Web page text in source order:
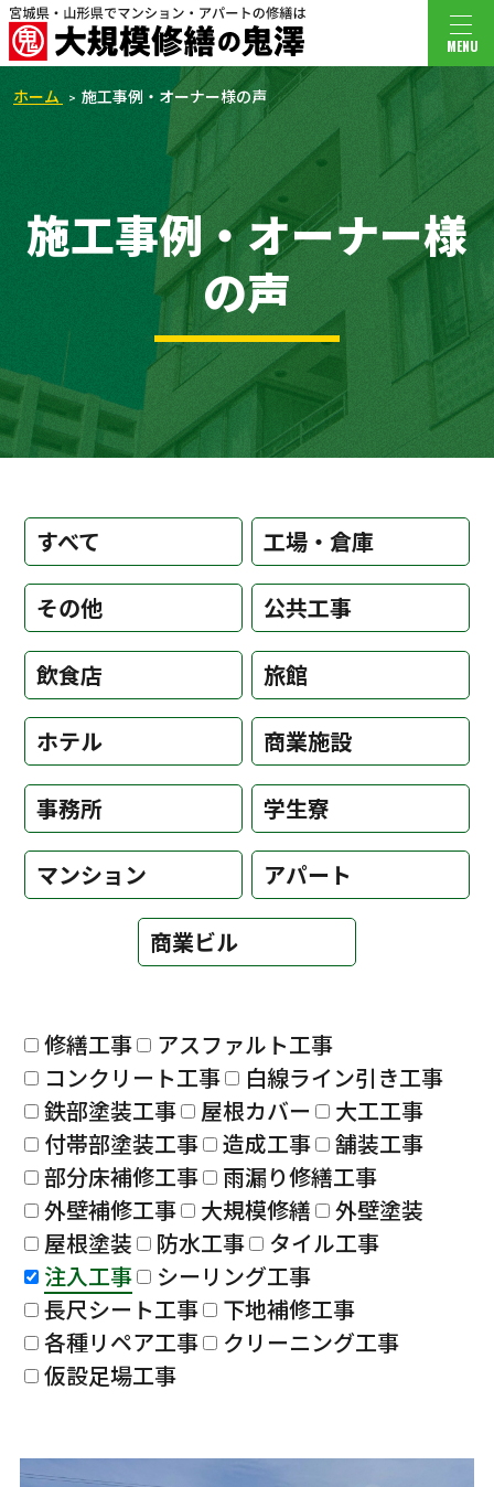
MENU
ホーム 施工事例・オーナー様の声
施工事例・オーナー様
の声
すべて 工場・倉庫
その他 公共工事
飲食店 旅館
ホテル 商業施設
事務所 学生寮
マンション アパート
商業ビル
修繕工事
アスファルト工事
コンクリート工事
白線ライン引き工事
鉄部塗装工事
屋根カバー
大工工事
付帯部塗装工事
造成工事
舗装工事
部分床補修工事
雨漏り修繕工事
外壁補修工事
大規模修繕
外壁塗装
屋根塗装
防水工事
タイル工事
注入工事
シーリング工事
長尺シート工事
下地補修工事
各種リペア工事
クリーニング工事
仮設足場工事